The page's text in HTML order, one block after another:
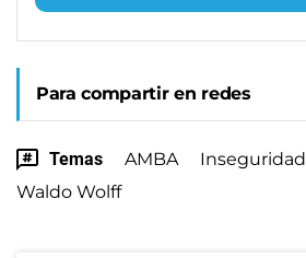
Para compartir en redes
Temas AMBA Inseguridad
Waldo Wolff